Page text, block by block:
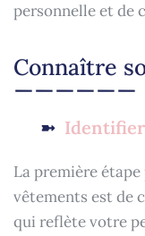
personnelle et de
Connaître
La première
vêtements est de
qui reflète votre